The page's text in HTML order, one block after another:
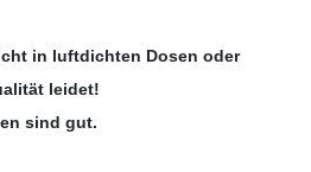
in luftdichten Dosen oder
leidet!
sind gut.